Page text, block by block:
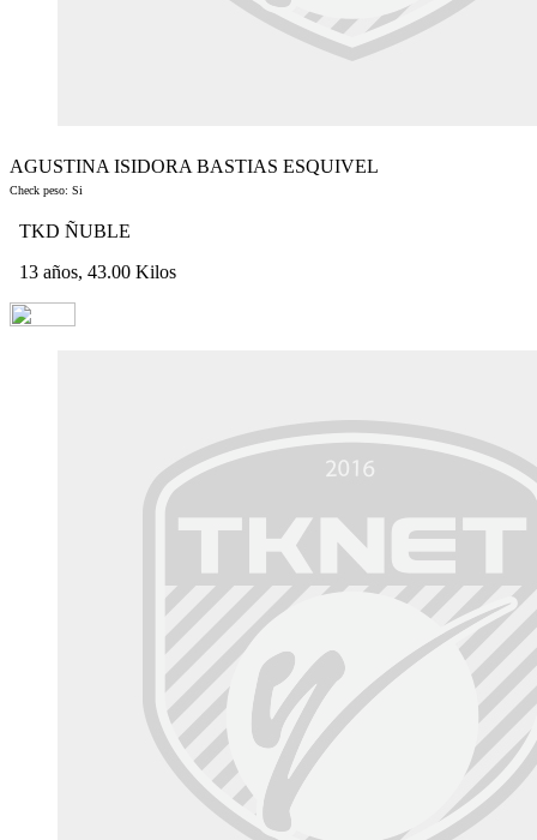
AGUSTINA ISIDORA BASTIAS ESQUIVEL
Check peso: Si
TKD ÑUBLE
13 años, 43.00 Kilos